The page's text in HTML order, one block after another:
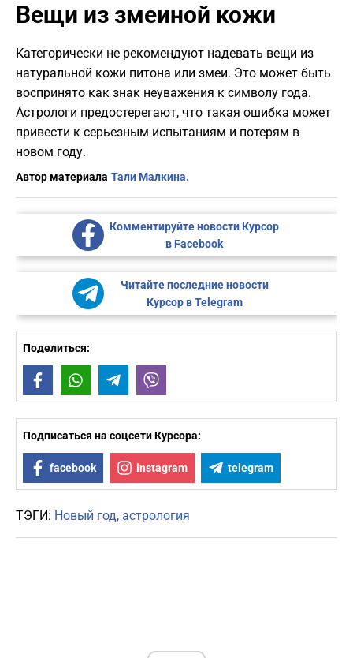
Вещи из змеиной кожи
Категорически не рекомендуют надевать вещи из
натуральной кожи питона или змеи. Это может быть
воспринято как знак неуважения к символу года.
Астрологи предостерегают, что такая ошибка может
привести к серьезным испытаниям и потерям в
новом году.
Автор материала Тали Малкина.
Комментируйте новости Курсор
в Facebook
Читайте последние новости
Курсор в Telegram
Поделиться:
FacebookWhatsAppTelegram
Подписаться на соцсети Курсора:
facebook instagram telegram
ТЭГИ: Новый год астрология